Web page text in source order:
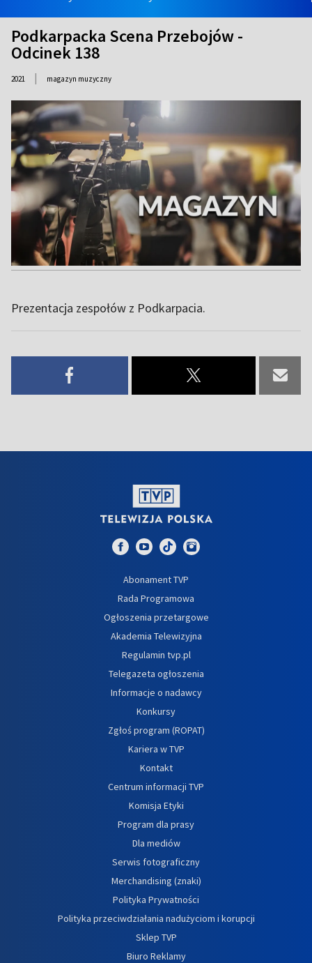
Podkarpacka Scena Przebojów -
Odcinek 138
2021 | magazyn muzyczny
Prezentacja zespołów z Podkarpacia.
Abonament TVP
Rada Programowa
Ogłoszenia przetargowe
Akademia Telewizyjna
Regulamin tvp.pl
Telegazeta ogłoszenia
Informacje o nadawcy
Konkursy
Zgłoś program (ROPAT)
Kariera w TVP
Kontakt
Centrum informacji TVP
Komisja Etyki
Program dla prasy
Dla mediów
Serwis fotograficzny
Merchandising (znaki)
Polityka Prywatności
Polityka przeciwdziałania nadużyciom i korupcji
Sklep TVP
Biuro Reklamy